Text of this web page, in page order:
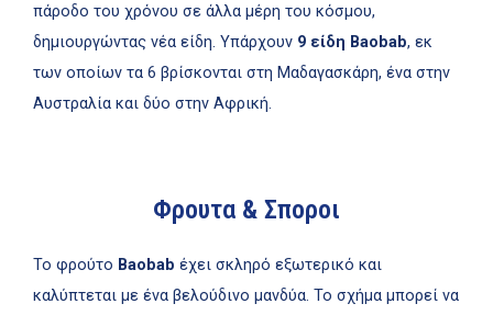
πάροδο του χρόνου σε άλλα μέρη του κόσμου,
δημιουργώντας νέα είδη. Υπάρχουν 9 είδη Βaobab, εκ
των οποίων τα 6 βρίσκονται στη Μαδαγασκάρη, ένα στην
Αυστραλία και δύο στην Αφρική.
Φρουτα & Σποροι
Το φρούτο Βaobab έχει σκληρό εξωτερικό και
καλύπτεται με ένα βελούδινο μανδύα. Το σχήμα μπορεί να